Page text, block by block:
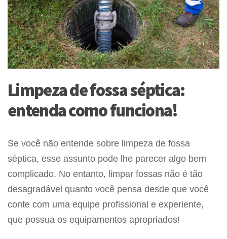
Limpeza de fossa séptica:
entenda como funciona!
Se você não entende sobre limpeza de fossa
séptica, esse assunto pode lhe parecer algo bem
complicado. No entanto, limpar fossas não é tão
desagradável quanto você pensa desde que você
conte com uma equipe profissional e experiente,
que possua os equipamentos apropriados!